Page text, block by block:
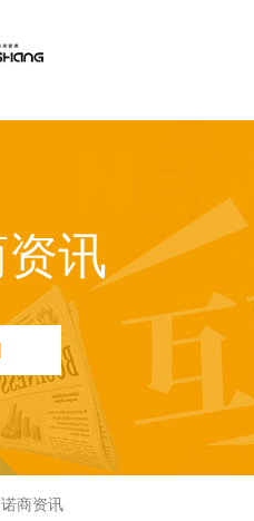
小程序定
网站品宣打造方案
讯
商资讯